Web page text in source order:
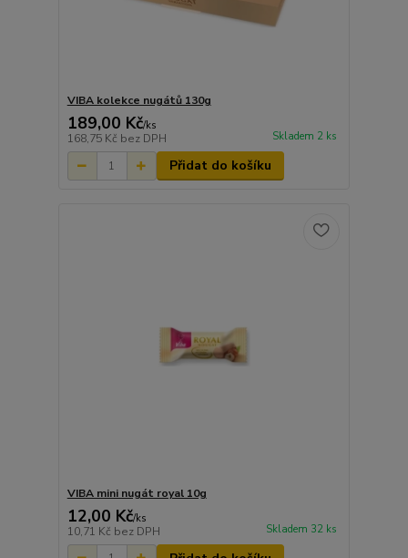
VIBA kolekce nugátů 130g
189,00 Kč/ks
168,75 Kč bez DPH Skladem 2 ks
Přidat do košíku
VIBA mini nugát royal 10g
12,00 Kč/ks
10,71 Kč bez DPH Skladem 32 ks